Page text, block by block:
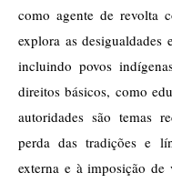
como agente de revolta
explora as desigualdades
incluindo povos
direitos básicos, como
autoridades são temas
perda das tradições e
externa e à imposição